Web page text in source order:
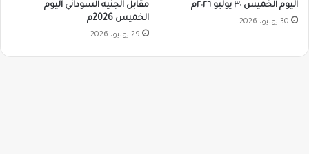
اليوم الخميس ٣٠ يوليو ٢٠٢٦م
30 يوليو، 2026
مقابل الجنيه السوداني اليوم
الخميس 2026م
29 يوليو، 2026